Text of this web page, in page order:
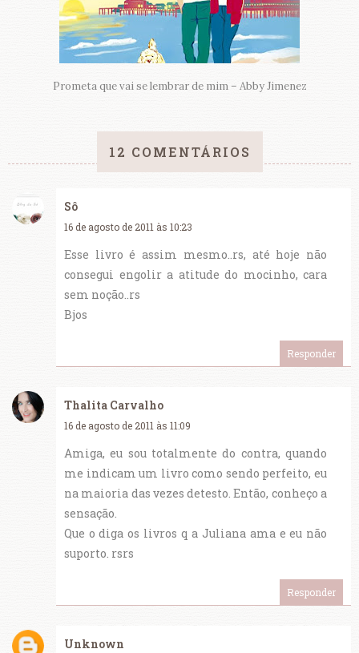
Prometa que vai se lembrar de mim – Abby Jimenez
12 COMENTÁRIOS
Sô
16 de agosto de 2011 às 10:23
Esse livro é assim mesmo..rs, até hoje não
consegui engolir a atitude do mocinho, cara
sem noção..rs
Bjos
Responder
Thalita Carvalho
16 de agosto de 2011 às 11:09
Amiga, eu sou totalmente do contra, quando
me indicam um livro como sendo perfeito, eu
na maioria das vezes detesto. Então, conheço a
sensação.
Que o diga os livros q a Juliana ama e eu não
suporto. rsrs
Responder
Unknown